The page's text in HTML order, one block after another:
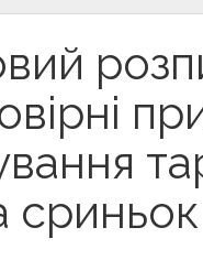
сриньок